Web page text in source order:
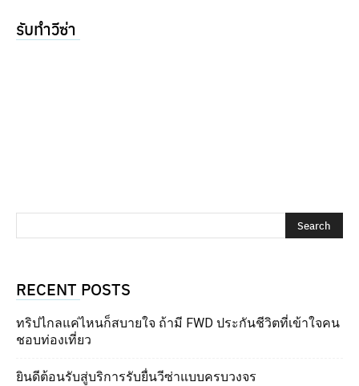
รับทำวีซ่า
RECENT POSTS
ทริปไกลแค่ไหนก็สบายใจ ถ้ามี FWD ประกันชีวิตที่เข้าใจคน
ชอบท่องเที่ยว
ยินดีต้อนรับสู่บริการรับยื่นวีซ่าแบบครบวงจร